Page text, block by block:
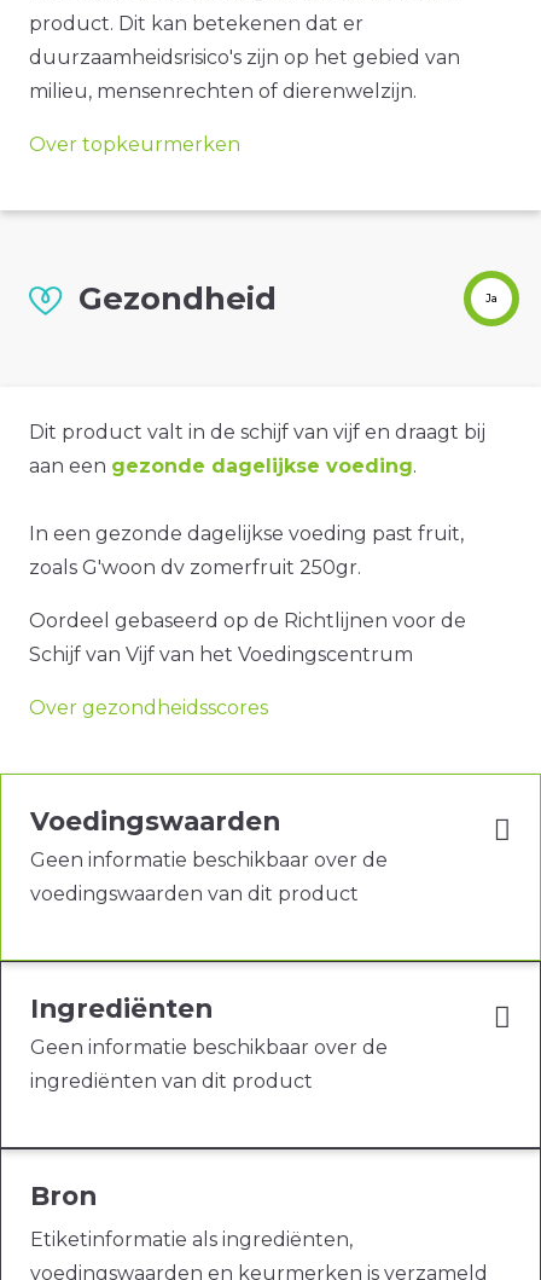
product. Dit kan betekenen dat er
duurzaamheidsrisico's zijn op het gebied van
milieu, mensenrechten of dierenwelzijn.
Over topkeurmerken
Gezondheid Ja
Dit product valt in de schijf van vijf en draagt bij
aan een gezonde dagelijkse voeding.
In een gezonde dagelijkse voeding past fruit,
zoals G'woon dv zomerfruit 250gr.
Oordeel gebaseerd op de Richtlijnen voor de
Schijf van Vijf van het Voedingscentrum
Over gezondheidsscores
Voedingswaarden
Geen informatie beschikbaar over de
voedingswaarden van dit product
Ingrediënten
Geen informatie beschikbaar over de
ingrediënten van dit product
Bron
Etiketinformatie als ingrediënten,
voedingswaarden en keurmerken is verzameld